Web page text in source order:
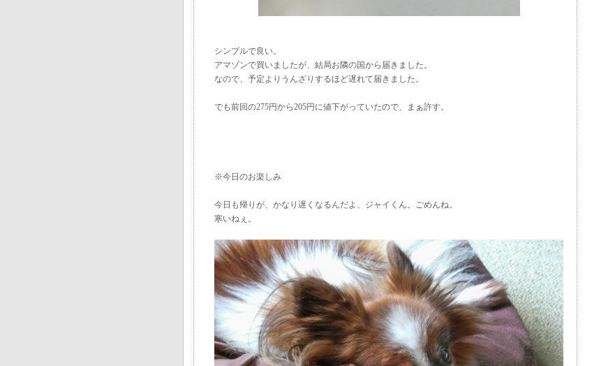
シンプルで良い。
アマゾンで買いましたが、結局お隣の国から届きました。
なので、予定よりうんざりするほど遅れて届きました。
でも前回の275円から205円に値下がっていたので、まぁ許す。
※今日のお楽しみ
今日も帰りが、かなり遅くなるんだよ、ジャイくん。ごめんね。
寒いねぇ。